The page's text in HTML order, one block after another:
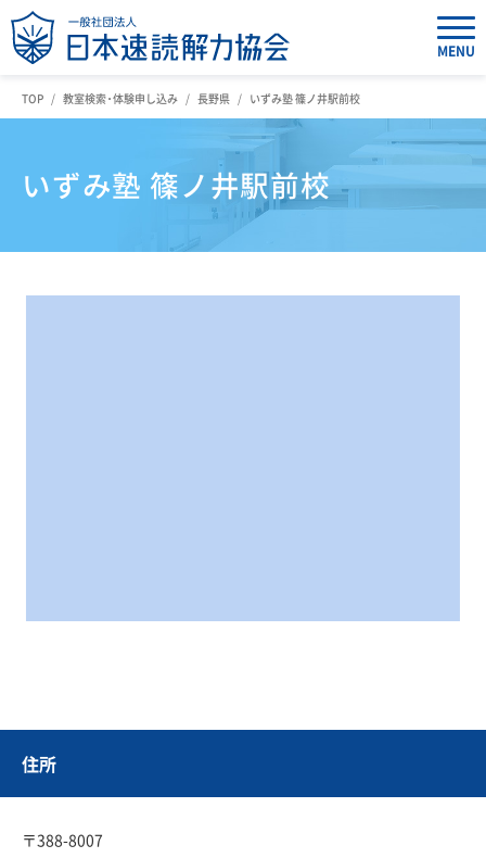
MENU
TOP 教室検索・体験申し込み 長野県 いずみ塾 篠ノ井駅前校
いずみ塾 篠ノ井駅前校
住所
〒388-8007